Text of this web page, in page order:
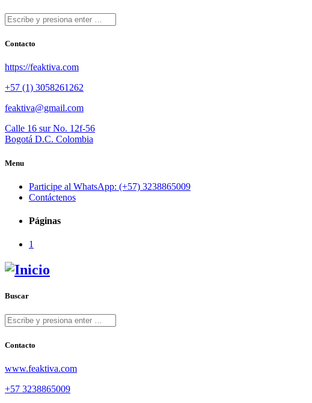
Contacto
https://feaktiva.com
+57 (1) 3058261262
feaktiva@gmail.com
Calle 16 sur No. 12f-56
Bogotá D.C. Colombia
Menu
Participe al WhatsApp: (+57) 3238865009
Contáctenos
Páginas
1
Buscar
Contacto
www.feaktiva.com
+57 3238865009